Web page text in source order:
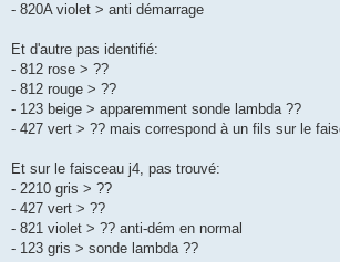
- 820A violet > anti démarrage
Et d'autre pas identifié:
- 812 rose > ??
- 812 rouge > ??
- 123 beige > apparemment sonde lambda ??
- 427 vert > ?? mais correspond à un fils sur le
Et sur le faisceau j4, pas trouvé:
- 2210 gris > ??
- 427 vert > ??
- 821 violet > ?? anti-dém en normal
- 123 gris > sonde lambda ??